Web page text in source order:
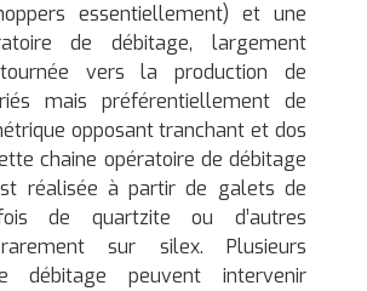
essentiellement) et une
de débitage, largement
vers la production de
mais préférentiellement de
opposant tranchant et dos
chaine opératoire de débitage
réalisée à partir de galets de
de quartzite ou d’autres
sur silex. Plusieurs
débitage peuvent intervenir